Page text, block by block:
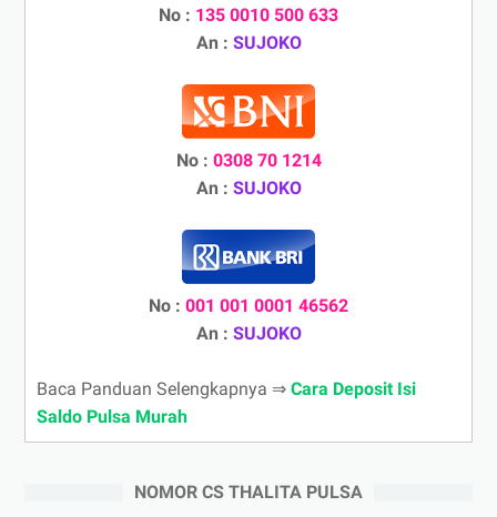
No : 135 0010 500 633
An : SUJOKO
No : 0308 70 1214
An : SUJOKO
No : 001 001 0001 46562
An : SUJOKO
Baca Panduan Selengkapnya ⇒ Cara Deposit Isi
Saldo Pulsa Murah
NOMOR CS THALITA PULSA